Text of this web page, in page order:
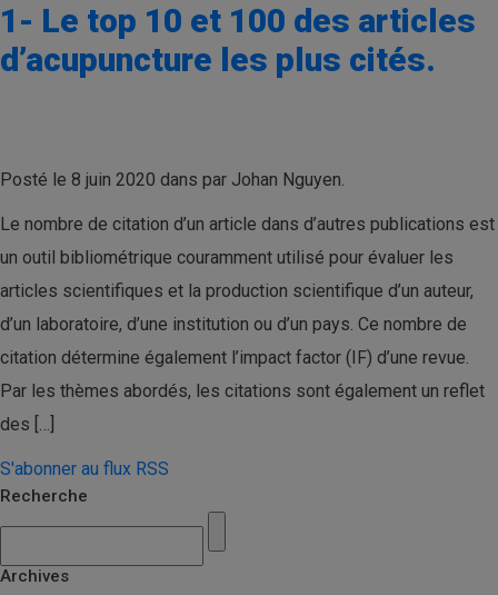
1- Le top 10 et 100 des articles
d’acupuncture les plus cités.
Posté le 8 juin 2020 dans par Johan Nguyen.
Le nombre de citation d’un article dans d’autres publications est
un outil bibliométrique couramment utilisé pour évaluer les
articles scientifiques et la production scientifique d’un auteur,
d’un laboratoire, d’une institution ou d’un pays. Ce nombre de
citation détermine également l’impact factor (IF) d’une revue.
Par les thèmes abordés, les citations sont également un reflet
des […]
S'abonner au flux RSS
Recherche
Archives